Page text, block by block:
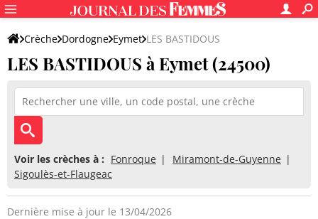
Crèche Dordogne Eymet LES BASTIDOUS
LES BASTIDOUS à Eymet (24500)
Voir les crèches à : Fonroque
Miramont-de-Guyenne
Sigoulès-et-Flaugeac
Dernière mise à jour le 13/04/2026